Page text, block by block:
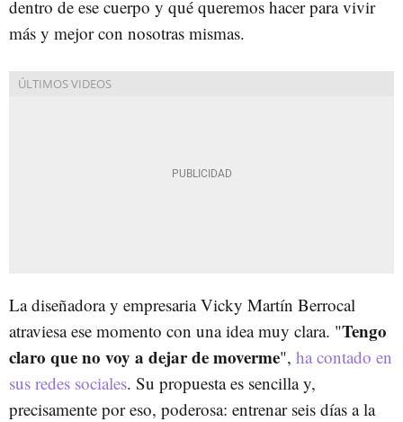
dentro de ese cuerpo y qué queremos hacer para vivir
más y mejor con nosotras mismas.
La diseñadora y empresaria Vicky Martín Berrocal
atraviesa ese momento con una idea muy clara. "Tengo
claro que no voy a dejar de moverme", ha contado en
sus redes sociales. Su propuesta es sencilla y,
precisamente por eso, poderosa: entrenar seis días a la